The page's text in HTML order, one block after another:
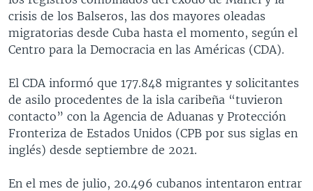
crisis de los Balseros, las dos mayores oleadas
migratorias desde Cuba hasta el momento, según el
Centro para la Democracia en las Américas (CDA).
El CDA informó que 177.848 migrantes y solicitantes
de asilo procedentes de la isla caribeña “tuvieron
contacto” con la Agencia de Aduanas y Protección
Fronteriza de Estados Unidos (CPB por sus siglas en
inglés) desde septiembre de 2021.
En el mes de julio, 20.496 cubanos intentaron entrar